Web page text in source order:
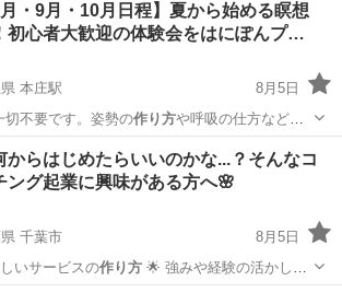
月・9月・10月日程】夏から始める瞑想
初心者大歓迎の体験会をはにぽんプ…
本庄駅
8月5日
不要です。姿勢の作り方や呼吸の仕方など、
…
庄駅 その他
からはじめたらいいのかな...？そんなコ
ング起業に興味がある方へ🌸
千葉市
8月5日
いサービスの作り方🌟 強みや経験の活かし方